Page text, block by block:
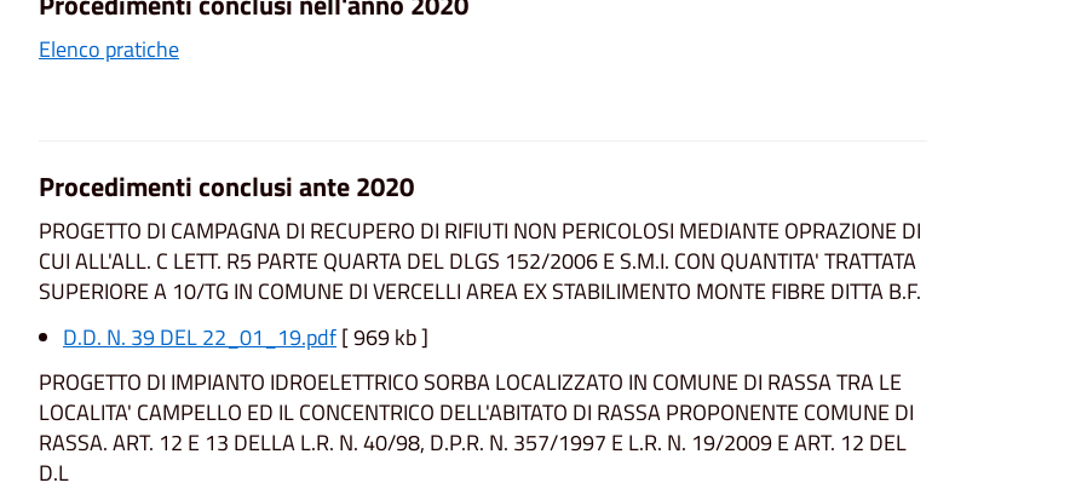
Elenco pratiche
Procedimenti conclusi ante 2020
PROGETTO DI CAMPAGNA DI RECUPERO DI RIFIUTI NON PERICOLOSI MEDIANTE OPRAZIONE DI
CUI ALL'ALL. C LETT. R5 PARTE QUARTA DEL DLGS 152/2006 E S.M.I. CON QUANTITA' TRATTATA
SUPERIORE A 10/TG IN COMUNE DI VERCELLI AREA EX STABILIMENTO MONTE FIBRE DITTA B.F.
D.D. N. 39 DEL 22_01_19.pdf[ 969 kb ]
PROGETTO DI IMPIANTO IDROELETTRICO SORBA LOCALIZZATO IN COMUNE DI RASSA TRA LE
LOCALITA' CAMPELLO ED IL CONCENTRICO DELL'ABITATO DI RASSA PROPONENTE COMUNE DI
RASSA. ART. 12 E 13 DELLA L.R. N. 40/98, D.P.R. N. 357/1997 E L.R. N. 19/2009 E ART. 12 DEL
D.L